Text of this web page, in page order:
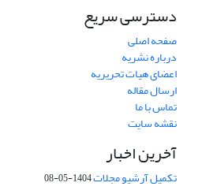
دسترسی سریع
صفحه اصلی
درباره نشریه
اعضای هیات تحریریه
ارسال مقاله
تماس با ما
نقشه سایت
آخرین اخبار
تکمیل آرشیو مجلات1404-05-08